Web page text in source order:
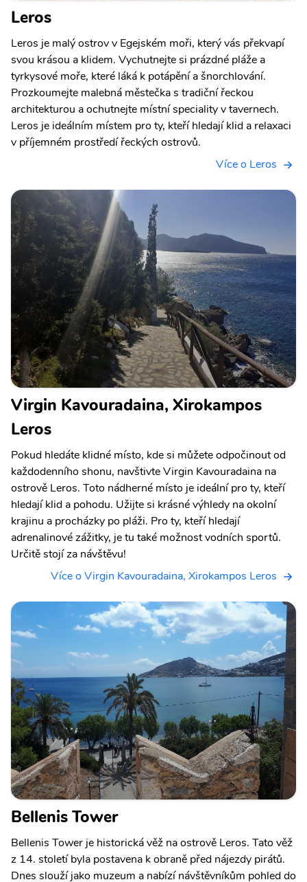
Leros
Leros je malý ostrov v Egejském moři, který vás překvapí
svou krásou a klidem. Vychutnejte si prázdné pláže a
tyrkysové moře, které láká k potápění a šnorchlování.
Prozkoumejte malebná městečka s tradiční řeckou
architekturou a ochutnejte místní speciality v tavernech.
Leros je ideálním místem pro ty, kteří hledají klid a relaxaci
v příjemném prostředí řeckých ostrovů.
Více o Leros
Virgin Kavouradaina, Xirokampos
Leros
Pokud hledáte klidné místo, kde si můžete odpočinout od
každodenního shonu, navštivte Virgin Kavouradaina na
ostrově Leros. Toto nádherné místo je ideální pro ty, kteří
hledají klid a pohodu. Užijte si krásné výhledy na okolní
krajinu a procházky po pláži. Pro ty, kteří hledají
adrenalinové zážitky, je tu také možnost vodních sportů.
Určitě stojí za návštěvu!
Více o Virgin Kavouradaina, Xirokampos Leros
Bellenis Tower
Bellenis Tower je historická věž na ostrově Leros. Tato věž
z 14. století byla postavena k obraně před nájezdy pirátů.
Dnes slouží jako muzeum a nabízí návštěvníkům pohled do